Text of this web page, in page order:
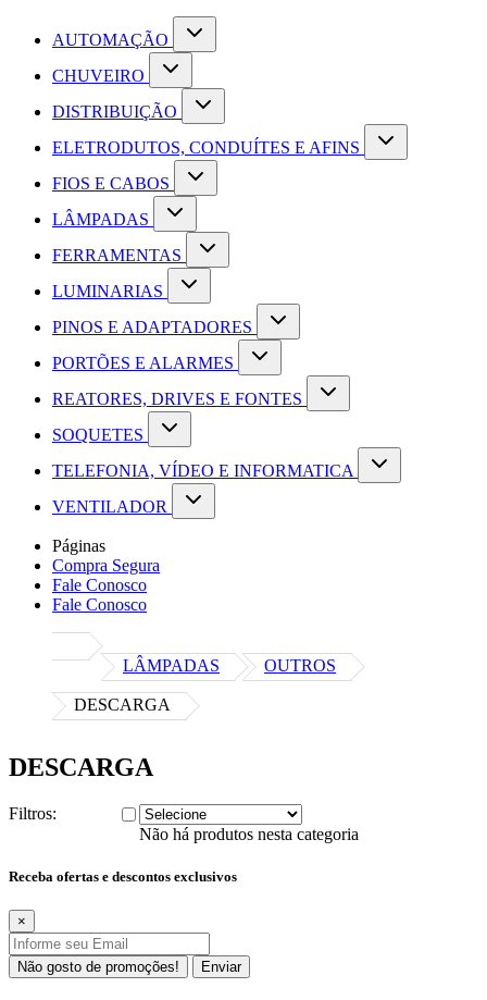
AUTOMAÇÃO
CHUVEIRO
DISTRIBUIÇÃO
ELETRODUTOS, CONDUÍTES E AFINS
FIOS E CABOS
LÂMPADAS
FERRAMENTAS
LUMINARIAS
PINOS E ADAPTADORES
PORTÕES E ALARMES
REATORES, DRIVES E FONTES
SOQUETES
TELEFONIA, VÍDEO E INFORMATICA
VENTILADOR
Páginas
Compra Segura
Fale Conosco
Fale Conosco
LÂMPADAS OUTROS
DESCARGA
DESCARGA
Filtros:
Não há produtos nesta categoria
Receba ofertas e descontos exclusivos
×
Não gosto de promoções! Enviar